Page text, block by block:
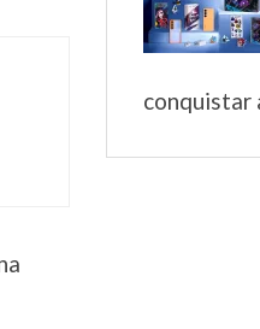
conquistar